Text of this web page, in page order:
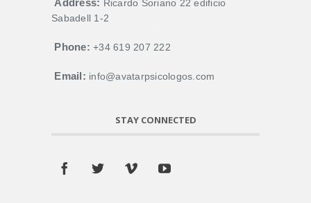
Ricardo Soriano 22 edificio
Sabadell 1-2
Phone: +34 619 207 222
Email: info@avatarpsicologos.com
STAY CONNECTED